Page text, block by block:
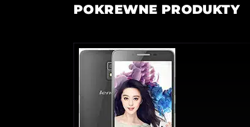
POKREWNE PRODUKTY